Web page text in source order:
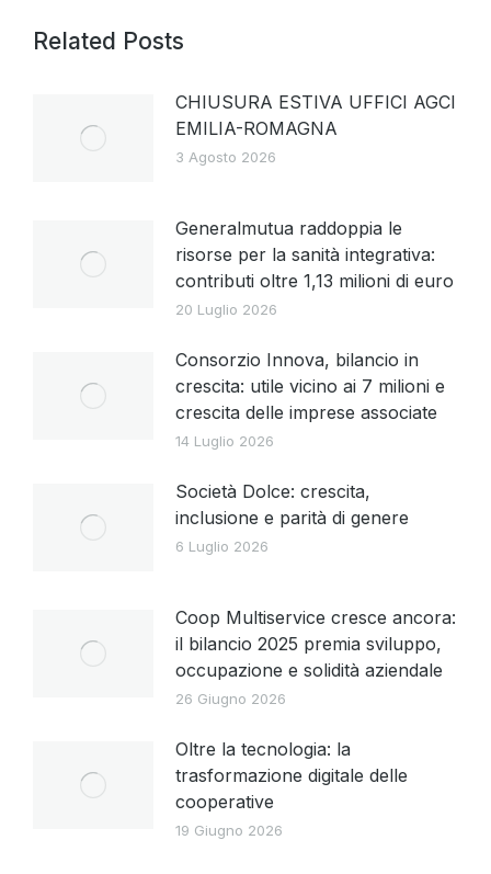
Related Posts
CHIUSURA ESTIVA UFFICI AGCI
EMILIA-ROMAGNA
3 Agosto 2026
Generalmutua raddoppia le
risorse per la sanità integrativa:
contributi oltre 1,13 milioni di euro
20 Luglio 2026
Consorzio Innova, bilancio in
crescita: utile vicino ai 7 milioni e
crescita delle imprese associate
14 Luglio 2026
Società Dolce: crescita,
inclusione e parità di genere
6 Luglio 2026
Coop Multiservice cresce ancora:
il bilancio 2025 premia sviluppo,
occupazione e solidità aziendale
26 Giugno 2026
Oltre la tecnologia: la
trasformazione digitale delle
cooperative
19 Giugno 2026